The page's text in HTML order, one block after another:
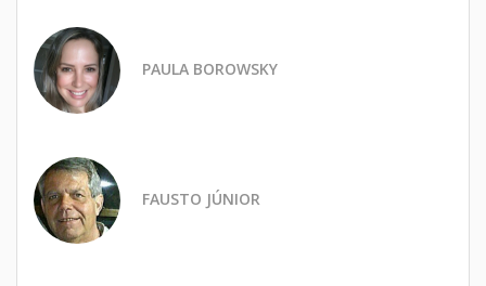
PAULA BOROWSKY
FAUSTO JÚNIOR